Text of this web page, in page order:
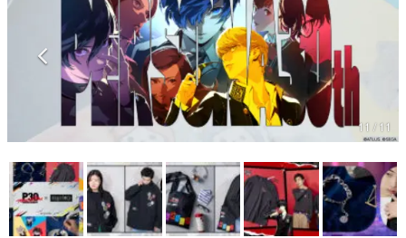
ゲームが変えた日本語
「経験値」「裏技」「ラスボス」… ゲームにまつわる言葉
の起源や用法の変遷を、コンピューター文化史研究家・タ
イニーP氏が徹底調査。
カテゴリ
特集記事
マンガ
女性向け
11 / 11